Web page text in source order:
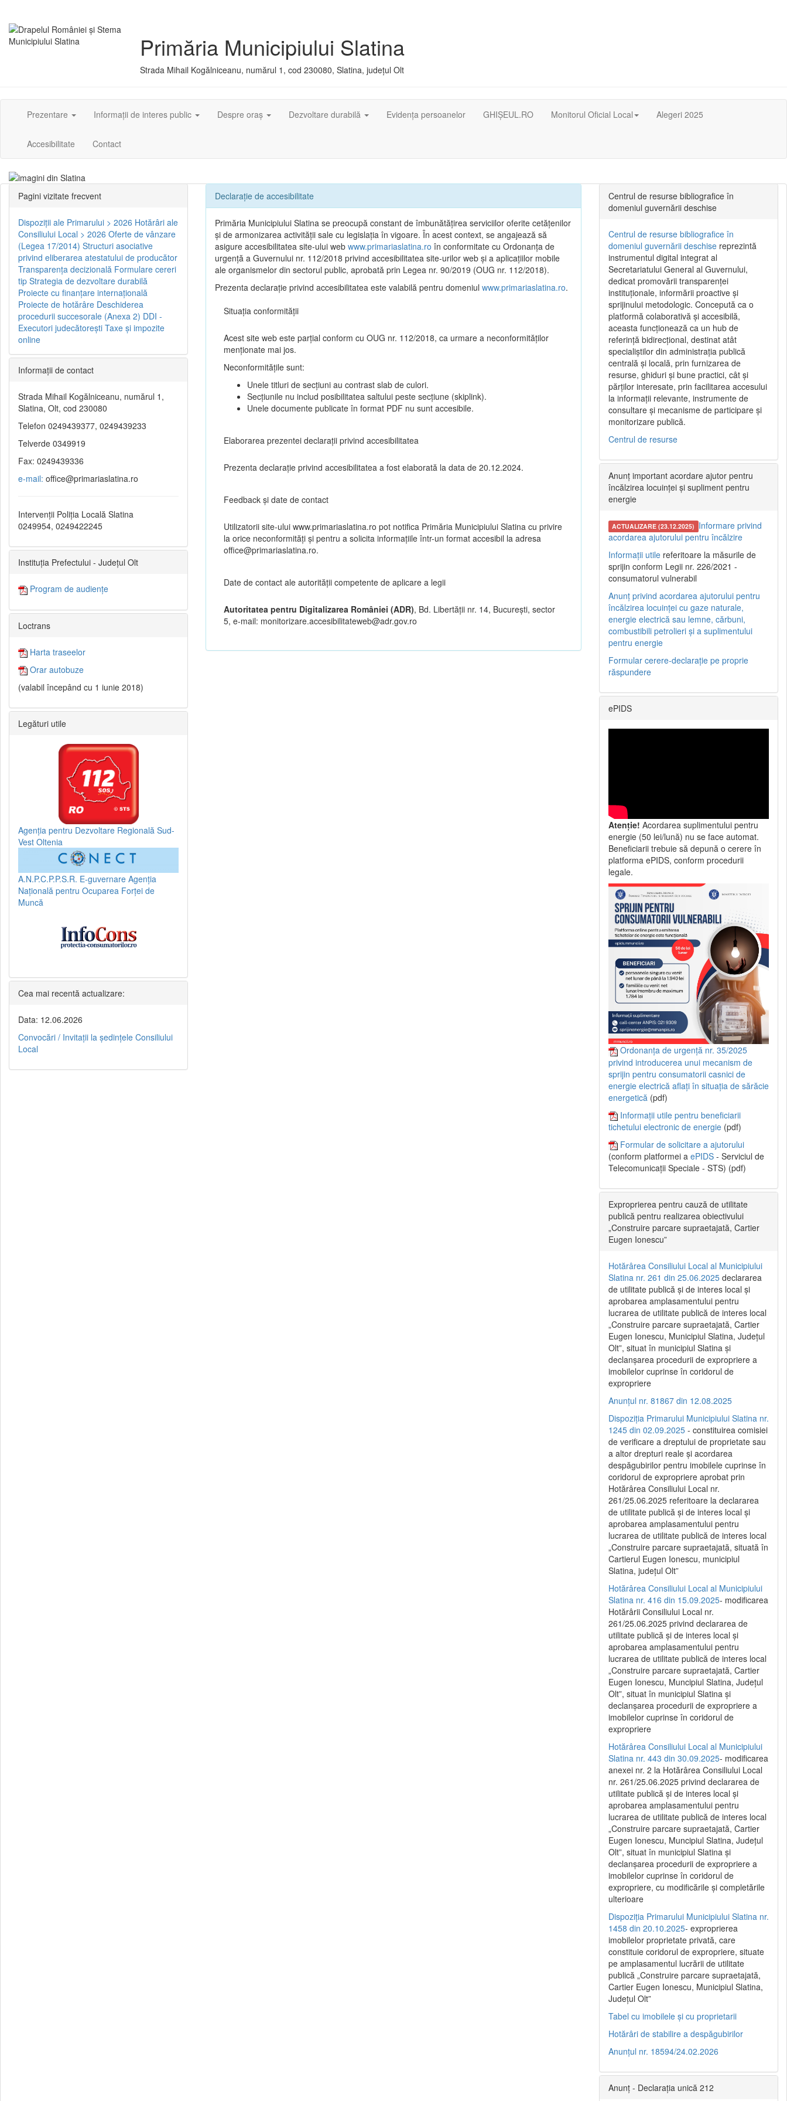
Primăria Municipiului Slatina
Strada Mihail Kogălniceanu, numărul 1, cod 230080, Slatina, județul Olt
Prezentare Informații de interes public Despre oraș Dezvoltare durabilă Evidența persoanelor GHIȘEUL.RO Monitorul Oficial Local Alegeri 2025
Accesibilitate Contact
Declarație de accesibilitate
Primăria Municipiului Slatina se preocupă constant de îmbunătățirea serviciilor oferite cetățenilor
și de armonizarea activității sale cu legislația în vigoare. În acest context, se angajează să
asigure accesibilitatea site-ului web www.primariaslatina.ro în conformitate cu Ordonanța de
urgență a Guvernului nr. 112/2018 privind accesibilitatea site-urilor web și a aplicațiilor mobile
ale organismelor din sectorul public, aprobată prin Legea nr. 90/2019 (OUG nr. 112/2018).
Prezenta declarație privind accesibilitatea este valabilă pentru domeniul www.primariaslatina.ro.
Situația conformității
Acest site web este parțial conform cu OUG nr. 112/2018, ca urmare a neconformităților
menționate mai jos.
Neconformitățile sunt:
Unele titluri de secțiuni au contrast slab de culori.
Secțiunile nu includ posibilitatea saltului peste secțiune (skiplink).
Unele documente publicate în format PDF nu sunt accesibile.
Elaborarea prezentei declarații privind accesibilitatea
Prezenta declarație privind accesibilitatea a fost elaborată la data de 20.12.2024.
Feedback și date de contact
Utilizatorii site-ului www.primariaslatina.ro pot notifica Primăria Municipiului Slatina cu privire
la orice neconformități și pentru a solicita informațiile într-un format accesibil la adresa
office@primariaslatina.ro.
Date de contact ale autorităţii competente de aplicare a legii
Autoritatea pentru Digitalizarea României (ADR), Bd. Libertăţii nr. 14, Bucureşti, sector
5, e-mail: monitorizare.accesibilitateweb@adr.gov.ro
Pagini vizitate frecvent
Dispoziţii ale Primarului > 2026 Hotărâri ale
Consiliului Local > 2026 Oferte de vânzare
(Legea 17/2014) Structuri asociative
privind eliberarea atestatului de producător
Transparenţa decizională Formulare cereri
tip Strategia de dezvoltare durabilă
Proiecte cu finanţare internaţională
Proiecte de hotărâre Deschiderea
procedurii succesorale (Anexa 2) DDI -
Executori judecătorești Taxe şi impozite
online
Informaţii de contact
Strada Mihail Kogălniceanu, numărul 1,
Slatina, Olt, cod 230080
Telefon 0249439377, 0249439233
Telverde 0349919
Fax: 0249439336
e-mail: office@primariaslatina.ro
Intervenții Poliția Locală Slatina
0249954, 0249422245
Instituția Prefectului - Județul Olt
Program de audiențe
Loctrans
Harta traseelor
Orar autobuze
(valabil începând cu 1 iunie 2018)
Legături utile
Agenția pentru Dezvoltare Regională Sud-
Vest Oltenia
A.N.P.C.P.P.S.R. E-guvernare Agenția
Națională pentru Ocuparea Forței de
Muncă
Cea mai recentă actualizare:
Data: 12.06.2026
Convocări / Invitaţii la şedinţele Consiliului
Local
Centrul de resurse bibliografice în
domeniul guvernării deschise
Centrul de resurse bibliografice în
domeniul guvernării deschise reprezintă
instrumentul digital integrat al
Secretariatului General al Guvernului,
dedicat promovării transparenței
instituționale, informării proactive și
sprijinului metodologic. Concepută ca o
platformă colaborativă și accesibilă,
aceasta funcționează ca un hub de
referință bidirecțional, destinat atât
specialiștilor din administrația publică
centrală și locală, prin furnizarea de
resurse, ghiduri și bune practici, cât și
părților interesate, prin facilitarea accesului
la informații relevante, instrumente de
consultare și mecanisme de participare și
monitorizare publică.
Centrul de resurse
Anunț important acordare ajutor pentru
încălzirea locuinței și supliment pentru
energie
ACTUALIZARE (23.12.2025) Informare privind
acordarea ajutorului pentru încălzire
Informații utile referitoare la măsurile de
sprijin conform Legii nr. 226/2021 -
consumatorul vulnerabil
Anunț privind acordarea ajutorului pentru
încălzirea locuinței cu gaze naturale,
energie electrică sau lemne, cărbuni,
combustibili petrolieri și a suplimentului
pentru energie
Formular cerere-declarație pe proprie
răspundere
ePIDS
Atenție! Acordarea suplimentului pentru
energie (50 lei/lună) nu se face automat.
Beneficiarii trebuie să depună o cerere în
platforma ePIDS, conform procedurii
legale.
Ordonanța de urgență nr. 35/2025
privind introducerea unui mecanism de
sprijin pentru consumatorii casnici de
energie electrică aflați în situația de sărăcie
energetică (pdf)
Informații utile pentru beneficiarii
tichetului electronic de energie (pdf)
Formular de solicitare a ajutorului
(conform platformei a ePIDS - Serviciul de
Telecomunicații Speciale - STS) (pdf)
Exproprierea pentru cauză de utilitate
publică pentru realizarea obiectivului
„Construire parcare supraetajată, Cartier
Eugen Ionescu”
Hotărârea Consiliului Local al Municipiului
Slatina nr. 261 din 25.06.2025 declararea
de utilitate publică și de interes local și
aprobarea amplasamentului pentru
lucrarea de utilitate publică de interes local
„Construire parcare supraetajată, Cartier
Eugen Ionescu, Municipiul Slatina, Județul
Olt”, situat în municipiul Slatina și
declanșarea procedurii de expropriere a
imobilelor cuprinse în coridorul de
expropriere
Anunțul nr. 81867 din 12.08.2025
Dispoziția Primarului Municipiului Slatina nr.
1245 din 02.09.2025 - constituirea comisiei
de verificare a dreptului de proprietate sau
a altor drepturi reale și acordarea
despăgubirilor pentru imobilele cuprinse în
coridorul de expropriere aprobat prin
Hotărârea Consiliului Local nr.
261/25.06.2025 referitoare la declararea
de utilitate publică și de interes local și
aprobarea amplasamentului pentru
lucrarea de utilitate publică de interes local
„Construire parcare supraetajată, situată în
Cartierul Eugen Ionescu, municipiul
Slatina, județul Olt”
Hotărârea Consiliului Local al Municipiului
Slatina nr. 416 din 15.09.2025- modificarea
Hotărârii Consiliului Local nr.
261/25.06.2025 privind declararea de
utilitate publică și de interes local și
aprobarea amplasamentului pentru
lucrarea de utilitate publică de interes local
„Construire parcare supraetajată, Cartier
Eugen Ionescu, Muncipiul Slatina, Județul
Olt”, situat în municipiul Slatina și
declanșarea procedurii de expropriere a
imobilelor cuprinse în coridorul de
expropriere
Hotărârea Consiliului Local al Municipiului
Slatina nr. 443 din 30.09.2025- modificarea
anexei nr. 2 la Hotărârea Consiliului Local
nr. 261/25.06.2025 privind declararea de
utilitate publică şi de interes local şi
aprobarea amplasamentului pentru
lucrarea de utilitate publică de interes local
„Construire parcare supraetajată, Cartier
Eugen Ionescu, Muncipiul Slatina, Judeţul
Olt”, situat în municipiul Slatina şi
declanşarea procedurii de expropriere a
imobilelor cuprinse în coridorul de
expropriere, cu modificările şi completările
ulterioare
Dispoziția Primarului Municipiului Slatina nr.
1458 din 20.10.2025- exproprierea
imobilelor proprietate privată, care
constituie coridorul de expropriere, situate
pe amplasamentul lucrării de utilitate
publică „Construire parcare supraetajată,
Cartier Eugen Ionescu, Municipiul Slatina,
Județul Olt”
Tabel cu imobilele și cu proprietarii
Hotărâri de stabilire a despăgubirilor
Anunțul nr. 18594/24.02.2026
Anunț - Declarația unică 212